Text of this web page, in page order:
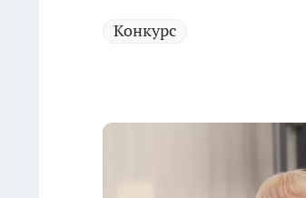
Конкурс